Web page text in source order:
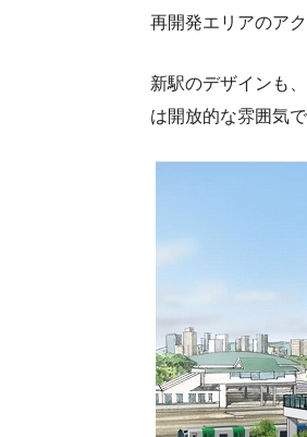
再開発エリアのア
新駅のデザインも
は開放的な雰囲気で